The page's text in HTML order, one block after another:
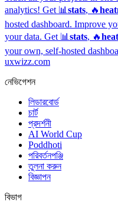
analytics! Get 📊 stats, 🔥
hosted dashboard. Improve
your data. Get 📊 stats, 🔥
your own, self-hosted
uxwizz.com
নেভিগেশন
লিডারবোর্ড
চার্ট
প্রদর্শনী
AI World Cup
Poddhoti
পরিবর্তনপঞ্জি
তুলনা করুন
বিজ্ঞাপন
বিভাগ